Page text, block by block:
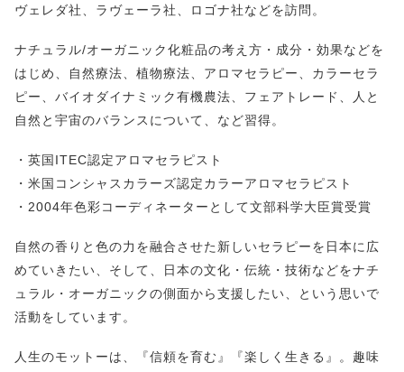
ヴェレダ社、ラヴェーラ社、ロゴナ社などを訪問。
ナチュラル/オーガニック化粧品の考え方・成分・効果などを
はじめ、自然療法、植物療法、アロマセラピー、カラーセラ
ピー、バイオダイナミック有機農法、フェアトレード、人と
自然と宇宙のバランスについて、など習得。
・英国ITEC認定アロマセラピスト
・米国コンシャスカラーズ認定カラーアロマセラピスト
・2004年色彩コーディネーターとして文部科学大臣賞受賞
自然の香りと色の力を融合させた新しいセラピーを日本に広
めていきたい、そして、日本の文化・伝統・技術などをナチ
ュラル・オーガニックの側面から支援したい、という思いで
活動をしています。
人生のモットーは、『信頼を育む』『楽しく生きる』。趣味